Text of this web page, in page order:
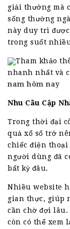
giải thưởng mà
sống thường
này duy trì được
trong suốt
Tham khảo
nhanh nhất và
nam hôm nay
Nhu Cầu Cập
Trong thời đại
quả xổ số trở
chiếc điện
người dùng đã
bất kỳ đâu.
Nhiều website
gian thực, giúp
cần chờ đợi
còn có thể xem